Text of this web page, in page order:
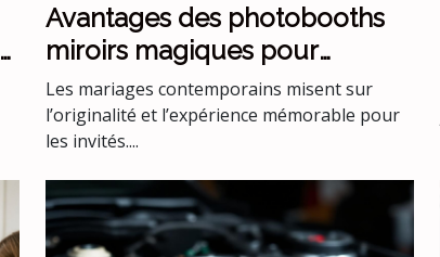
Avantages des photobooths
miroirs magiques pour
mariages uniques
Les mariages contemporains misent sur
l’originalité et l’expérience mémorable pour
les invités....